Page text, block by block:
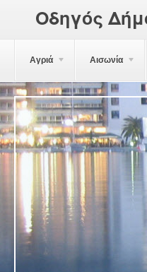
Οδηγός
Αγριά Αισωνία